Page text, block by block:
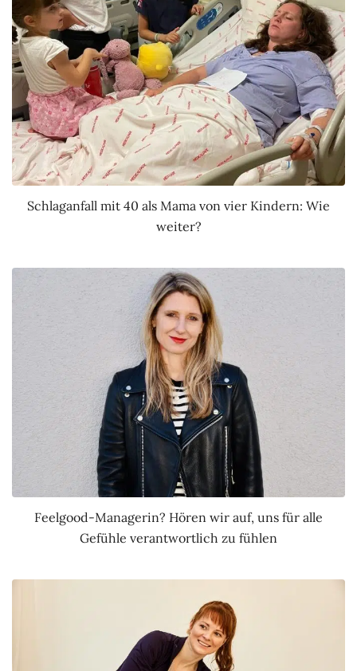
Schlaganfall mit 40 als Mama von vier Kindern: Wie
weiter?
Feelgood-Managerin? Hören wir auf, uns für alle
Gefühle verantwortlich zu fühlen